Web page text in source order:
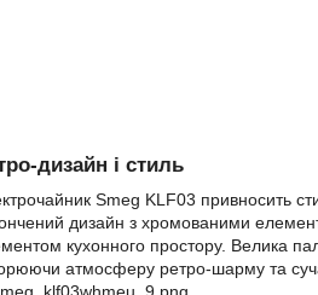
дизайн і стиль
Smeg KLF03 привносить
дизайн з хромованими
кухонного простору. Велика
атмосферу ретро-шарму та